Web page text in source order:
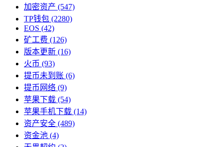
加密资产 (547)
TP钱包 (2280)
EOS (42)
矿工费 (126)
版本更新 (16)
火币 (93)
提币未到账 (6)
提币网络 (9)
苹果下载 (54)
苹果手机下载 (14)
资产安全 (489)
资金池 (4)